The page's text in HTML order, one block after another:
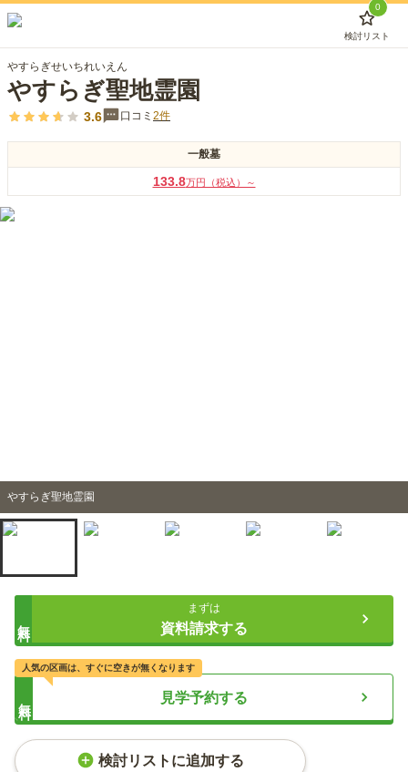
0
検討リスト
やすらぎせいちれいえん
やすらぎ聖地霊園
3.6 口コミ 2件
一般墓
133.8万円（税込）～
やすらぎ聖地霊園
まずは
資料請求する
見学予約する
人気の区画は、すぐに空きが無くなります
検討リストに追加する